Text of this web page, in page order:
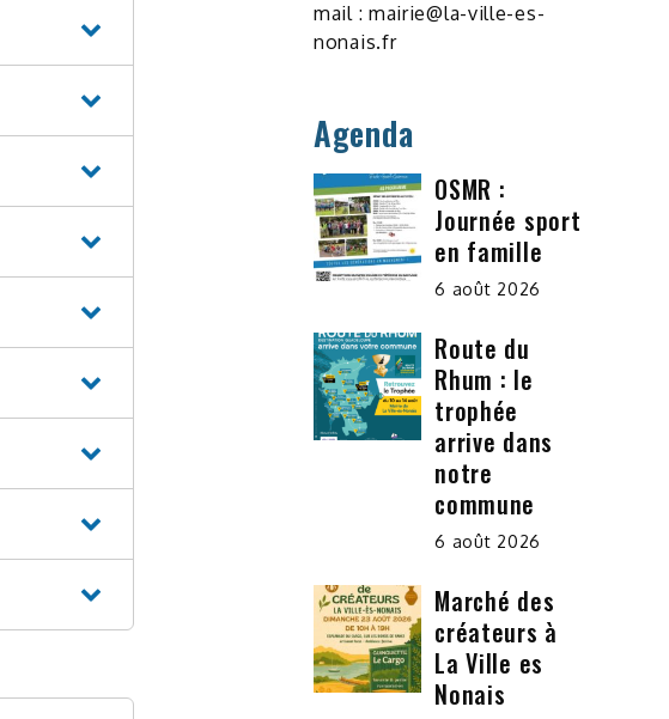
mail : mairie@la-ville-es-
nonais.fr
Agenda
OSMR :
Journée sport
en famille
6 août 2026
Route du
Rhum : le
trophée
arrive dans
notre
commune
6 août 2026
Marché des
créateurs à
La Ville es
Nonais